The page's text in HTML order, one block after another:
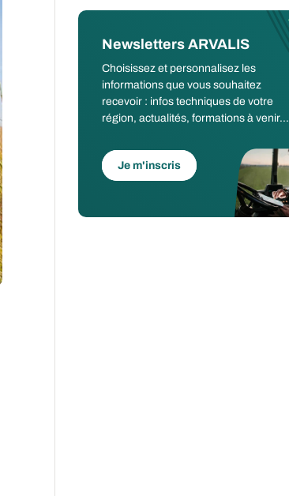
Newsletters ARVALIS
Choisissez et personnalisez les
informations que vous souhaitez
recevoir : infos techniques de votre
région, actualités, formations à venir...
Je m'inscris